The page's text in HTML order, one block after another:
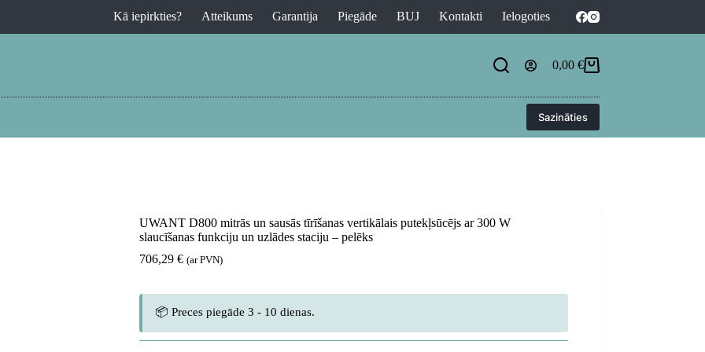
Kā iepirkties? Atteikums Garantija Piegāde BUJ Kontakti Ielogoties
Shopping
0,00 €
Sazināties
UWANT D800 mitrās un sausās tīrīšanas vertikālais putekļsūcējs ar 300 W
slaucīšanas funkciju un uzlādes staciju – pelēks
706,29 € (ar PVN)
📦 Preces piegāde 3 - 10 dienas.